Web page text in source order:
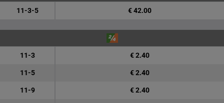
11-3-5 € 42.00
11-3 € 2.40
11-5 € 2.40
11-9 € 2.40